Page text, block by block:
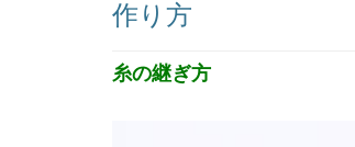
作り方
糸の継ぎ方